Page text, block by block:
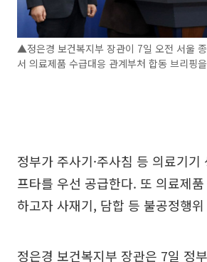
▲정은경 보건복지부 장관이 7일 오전 서울
서 의료제품 수급대응 관계부처 합동 브리핑
정부가 주사기·주사침 등 의료기
프타를 우선 공급한다. 또 의료제
하고자 사재기, 담합 등 불공정행
정은경 보건복지부 장관은 7일 정